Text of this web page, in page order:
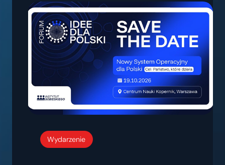
Wydarzenie